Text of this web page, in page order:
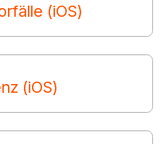
(iOS)
(iOS)